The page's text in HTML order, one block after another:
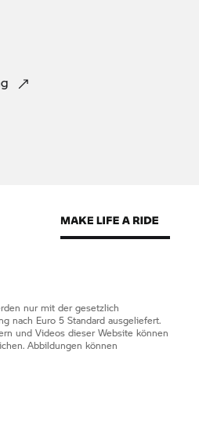
nur mit der gesetzlich
nach Euro 5 Standard ausgeliefert.
und Videos dieser Website können
Abbildungen können